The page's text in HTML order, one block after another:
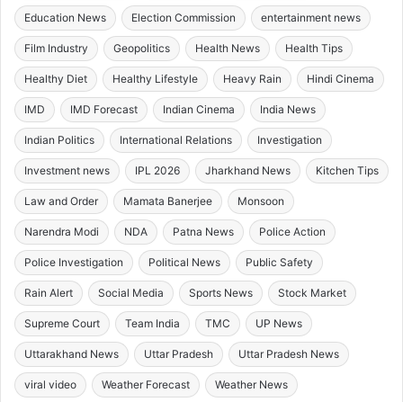
Education News Election Commission entertainment news
Film Industry Geopolitics Health News Health Tips
Healthy Diet Healthy Lifestyle Heavy Rain Hindi Cinema
IMD IMD Forecast Indian Cinema India News
Indian Politics International Relations Investigation
Investment news IPL 2026 Jharkhand News Kitchen Tips
Law and Order Mamata Banerjee Monsoon
Narendra Modi NDA Patna News Police Action
Police Investigation Political News Public Safety
Rain Alert Social Media Sports News Stock Market
Supreme Court Team India TMC UP News
Uttarakhand News Uttar Pradesh Uttar Pradesh News
viral video Weather Forecast Weather News